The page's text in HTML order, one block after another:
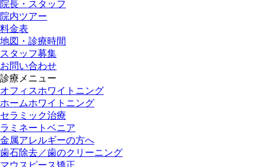
院長・スタッフ
院内ツアー
料金表
地図・診療時間
スタッフ募集
お問い合わせ
診療メニュー
オフィスホワイトニング
ホームホワイトニング
セラミック治療
ラミネートベニア
金属アレルギーの方へ
歯石除去／歯のクリーニング
マウスピース矯正